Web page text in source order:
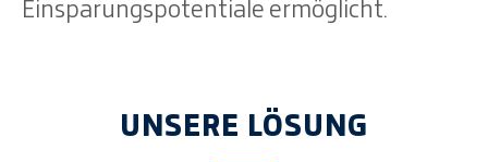
Einsparungspotentiale ermöglicht.
UNSERE LÖSUNG